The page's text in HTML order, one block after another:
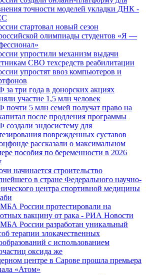
точности моделей укладки ДНК -
стартовал новый сезон
олимпиады студентов «Я —
упростили механизм выдачи
СВО техсредств реабилитации
упростят ввоз компьютеров и
за три года в донорских акциях
участие 1,5 млн человек
почти 5 млн семей получат право на
после продления программы
создали эндосистему для
поврежденных суставов
рассказали о максимальном
пособия по беременности в 2026
начинается строительство
в стране Федерального научно-
центра спортивной медицины
России протестировали на
вакцину от рака - РИА Новости
России разработан уникальный
терапии злокачественных
с использованием
оксида же
центре в Сарове прошла премьера
«Атом»